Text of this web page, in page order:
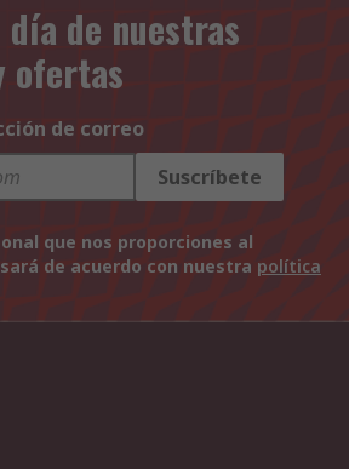
de nuestras
ofertas
de correo
Suscríbete
que nos proporciones al
de acuerdo con nuestra política